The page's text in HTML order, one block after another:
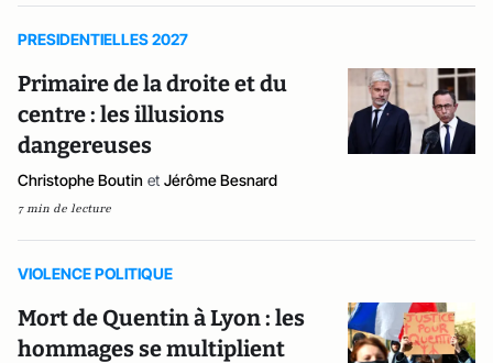
PRESIDENTIELLES 2027
Primaire de la droite et du
centre : les illusions
dangereuses
Christophe Boutin et Jérôme Besnard
7 min de lecture
VIOLENCE POLITIQUE
Mort de Quentin à Lyon : les
hommages se multiplient